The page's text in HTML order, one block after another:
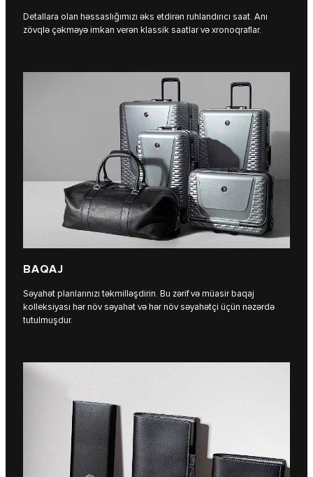
Detallara olan həssaslığımızı əks etdirən ruhlandırıcı saat. Anı
zövqlə çəkməyə imkan verən klassik saatlar və xronoqraflar.
BAQAJ
Səyahət planlarınızı təkmilləşdirin. Bu zərif və müasir baqaj
kolleksiyası hər növ səyahət və hər növ səyahətçi üçün nəzərdə
tutulmuşdur.